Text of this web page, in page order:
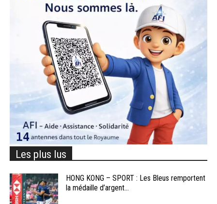
Les plus lus
HONG KONG – SPORT : Les Bleus remportent
la médaille d’argent...